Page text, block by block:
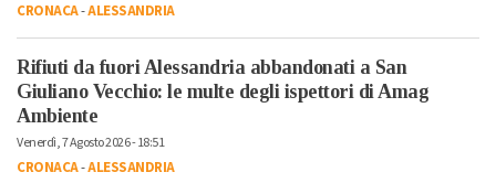
CRONACA-ALESSANDRIA
Rifiuti da fuori Alessandria abbandonati a San
Giuliano Vecchio: le multe degli ispettori di Amag
Ambiente
Venerdì, 7 Agosto 2026 - 18:51
CRONACA-ALESSANDRIA